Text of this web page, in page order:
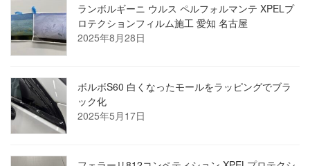
ランボルギーニ ウルス ペルフォルマンテ XPELプ
ロテクションフィルム施工 愛知 名古屋
2025年8月28日
ボルボS60 白くなったモールをラッピングでブラ
ック化
2025年5月17日